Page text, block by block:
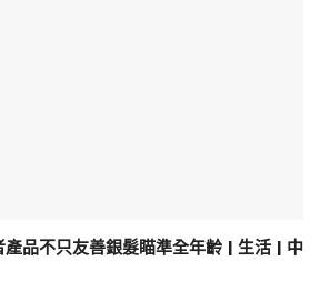
品不只友善銀髮瞄準全年齡 | 生活 | 中